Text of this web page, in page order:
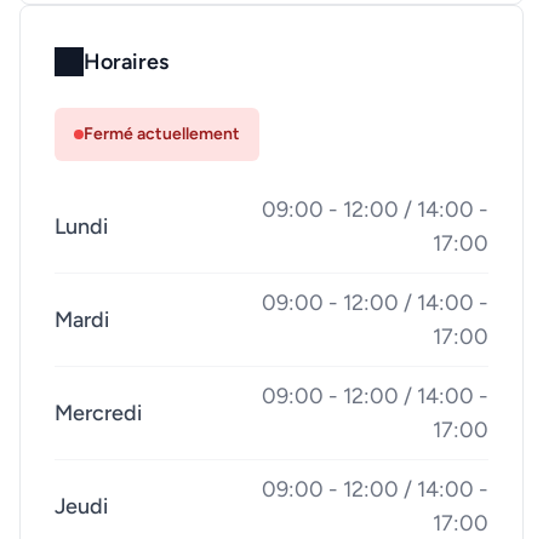
Horaires
Fermé actuellement
Lundi
09:00 - 12:00 / 14:00 -
17:00
Mardi
09:00 - 12:00 / 14:00 -
17:00
Mercredi
09:00 - 12:00 / 14:00 -
17:00
Jeudi
09:00 - 12:00 / 14:00 -
17:00